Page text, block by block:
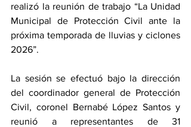
realizó la reunión de trabajo “La Unidad
Municipal de Protección Civil ante la
próxima temporada de lluvias y ciclones
2026”.
La sesión se efectuó bajo la dirección
del coordinador general de Protección
Civil, coronel Bernabé López Santos y
reunió a representantes de 31